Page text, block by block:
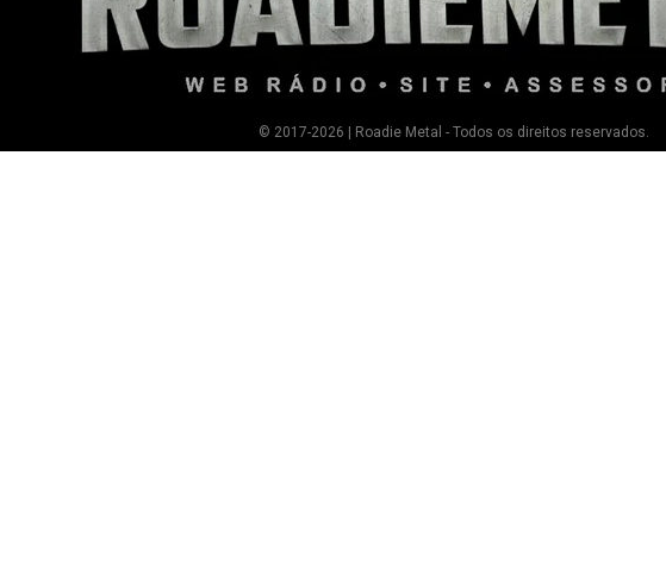
© 2017-2026 | Roadie Metal - Todos os direitos reservados.